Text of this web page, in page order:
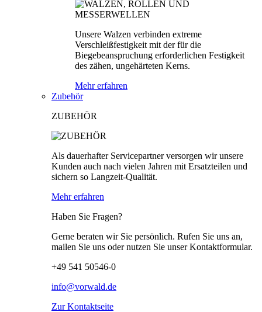
Unsere Walzen verbinden extreme
Verschleißfestigkeit mit der für die
Biegebeanspruchung erforderlichen Festigkeit
des zähen, ungehärteten Kerns.
Mehr erfahren
Zubehör
ZUBEHÖR
Als dauerhafter Servicepartner versorgen wir unsere
Kunden auch nach vielen Jahren mit Ersatzteilen und
sichern so Langzeit-Qualität.
Mehr erfahren
Haben Sie Fragen?
Gerne beraten wir Sie persönlich. Rufen Sie uns an,
mailen Sie uns oder nutzen Sie unser Kontaktformular.
+49 541 50546-0
info@vorwald.de
Zur Kontaktseite